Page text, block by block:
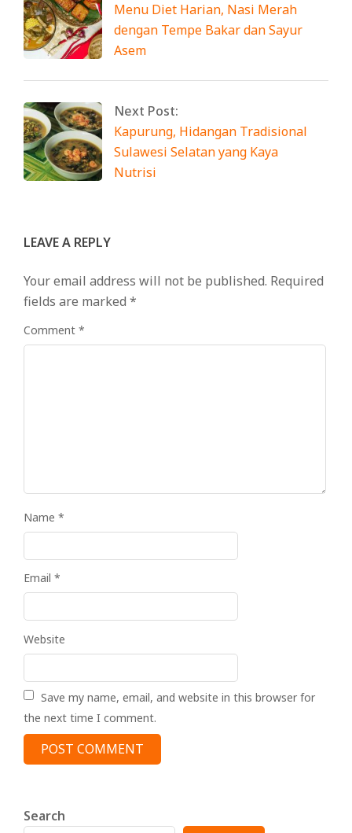
Menu Diet Harian, Nasi Merah
dengan Tempe Bakar dan Sayur
Asem
Next Post:
Kapurung, Hidangan Tradisional
Sulawesi Selatan yang Kaya
Nutrisi
LEAVE A REPLY
Your email address will not be published. Required
fields are marked *
Comment *
Name *
Email *
Website
Save my name, email, and website in this browser for
the next time I comment.
Search